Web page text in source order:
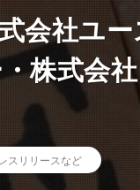
会社ユ
株式会
スリリースなど